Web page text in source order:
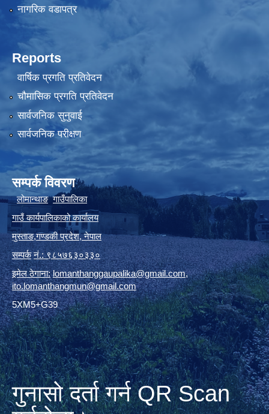
नागरिक वडापत्र
Reports
वार्षिक प्रगति प्रतिवेदन
चौमासिक प्रगति प्रतिवेदन
सार्वजनिक सुनुवाई
सार्वजनिक परीक्षण
सम्पर्क विवरण
लोमान्थाङ गाउँपालिका
गाउँ कार्यपालिकाको कार्यालय
मुस्ताङ,गण्डकी प्रदेश,नेपाल
सम्पर्क नं.: ९८५७६३०३३०
इमेल ठेगाना: lomanthanggaupalika@gmail.com,
ito.lomanthangmun@gmail.com
5XM5+G39
गुनासो दर्ता गर्न QR Scan